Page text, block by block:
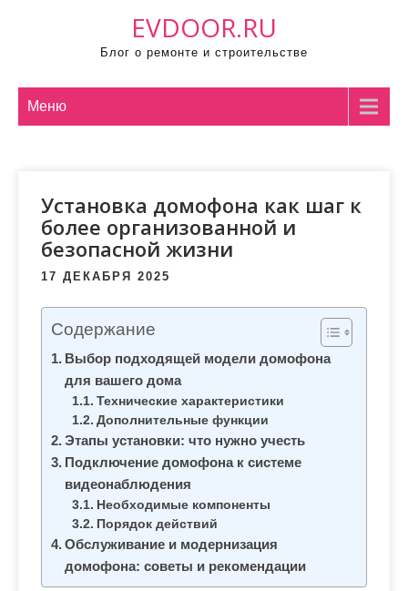
EVDOOR.RU
Блог о ремонте и строительстве
Меню
Установка домофона как шаг к
более организованной и
безопасной жизни
17 ДЕКАБРЯ 2025
Содержание
Выбор подходящей модели домофона
для вашего дома
Технические характеристики
Дополнительные функции
Этапы установки: что нужно учесть
Подключение домофона к системе
видеонаблюдения
Необходимые компоненты
Порядок действий
Обслуживание и модернизация
домофона: советы и рекомендации